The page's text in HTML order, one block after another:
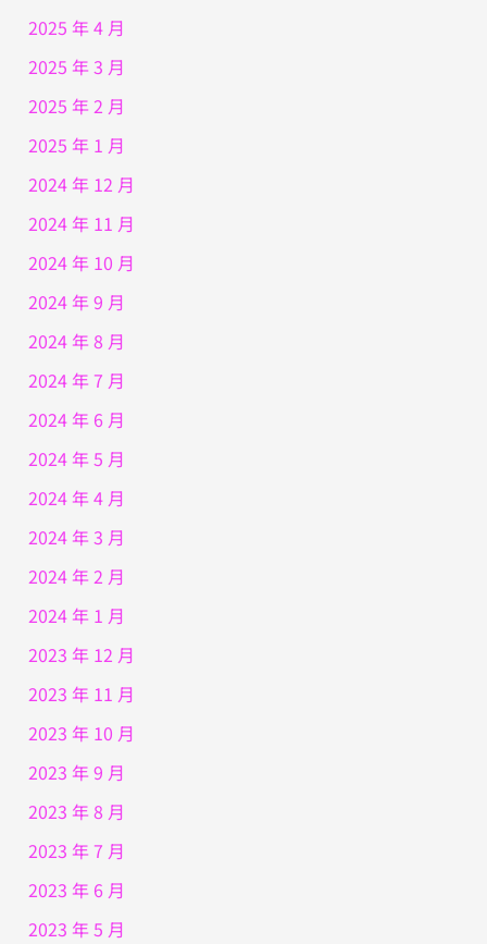
2025 年 4 月
2025 年 3 月
2025 年 2 月
2025 年 1 月
2024 年 12 月
2024 年 11 月
2024 年 10 月
2024 年 9 月
2024 年 8 月
2024 年 7 月
2024 年 6 月
2024 年 5 月
2024 年 4 月
2024 年 3 月
2024 年 2 月
2024 年 1 月
2023 年 12 月
2023 年 11 月
2023 年 10 月
2023 年 9 月
2023 年 8 月
2023 年 7 月
2023 年 6 月
2023 年 5 月